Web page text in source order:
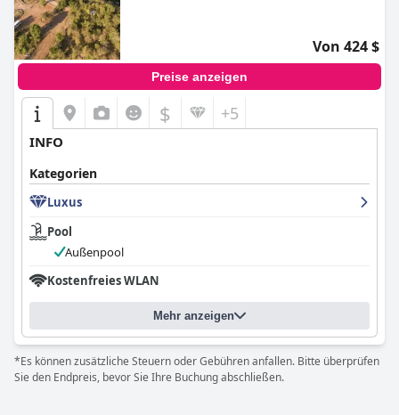
Von 424 $
Preise anzeigen
$ +5
INFO
Kategorien
Luxus
Pool
Außenpool
Kostenfreies WLAN
Mehr anzeigen
*Es können zusätzliche Steuern oder Gebühren anfallen. Bitte überprüfen
Sie den Endpreis, bevor Sie Ihre Buchung abschließen.